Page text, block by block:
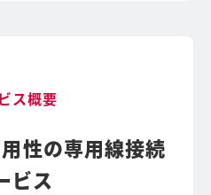
ス概要
性の専用線接続
ビス